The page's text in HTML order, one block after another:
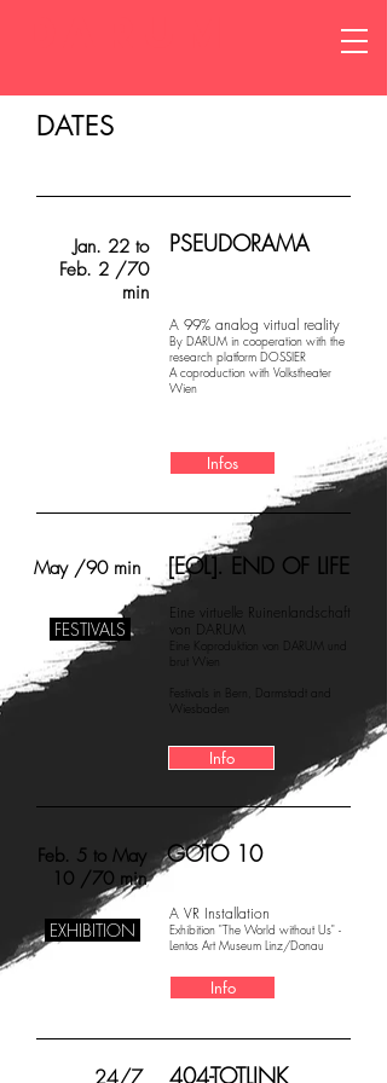
DATES
Jan. 22 to
Feb. 2 /70
min
PSEUDORAMA
A 99% analog virtual reality
By DARUM in cooperation with the
research platform DOSSIER
A coproduction with Volkstheater
Wien
Infos
May /90 min [EOL]. END OF LIFE
FESTIVALS
Eine virtuelle Ruinenlandschaft
von DARUM
Eine Koproduktion von DARUM und
brut Wien
Festivals in Bern, Darmstadt and
Wiesbaden
Info
Feb. 5 to May
10 /70 min
GOTO 10
EXHIBITION
A VR Installation
Exhibition "The World without Us" -
Lentos Art Museum Linz/Donau
Info
24/7 404-TOTLINK